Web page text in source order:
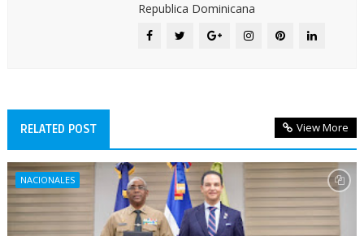
Republica Dominicana
RELATED POST View More
NACIONALES